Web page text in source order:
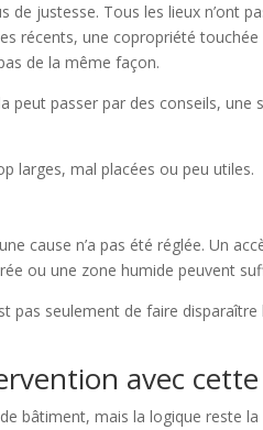
de justesse. Tous les lieux n’ont
récents, une copropriété
de la même façon.
peut passer par des conseils, une
larges, mal placées ou peu utiles.
cause n’a pas été réglée. Un
ou une zone humide peuvent
pas seulement de faire
avec
bâtiment, mais la logique reste